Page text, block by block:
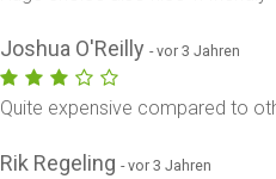
Joshua O'Reilly- vor 3 Jahren
Quite expensive compared to
Rik Regeling- vor 3 Jahren